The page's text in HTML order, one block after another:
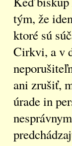
tým, že
ktoré sú
Cirkvi, a v
ani zrušiť,
úrade in